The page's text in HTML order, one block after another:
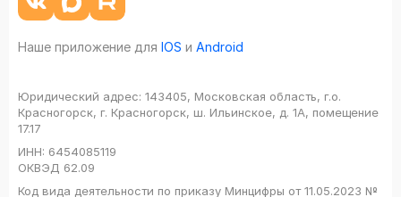
Наше приложение для IOS и Android
Юридический адрес: 143405, Московская область, г.о.
Красногорск, г. Красногорск, ш. Ильинское, д. 1А, помещение
17.17
ИНН: 6454085119
ОКВЭД 62.09
Код вида деятельности по приказу Минцифры от 11.05.2023 №